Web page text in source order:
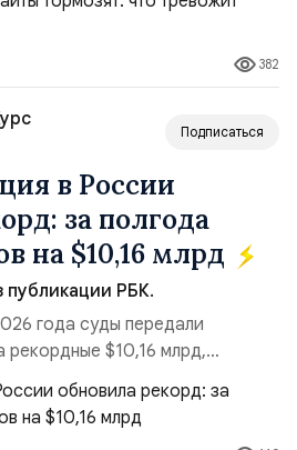
и локальные сбои в
– технологическая
в работе интернета,
осваивать VPN и
из этого бье...
382
Подписаться
в России
за полгода
на $10,16 млрд
РБК.
года суды передали
рекордные $10,16 млрд,
Это в 2,5 раза больше,
2025 года ($3,95 млрд).
национализационных